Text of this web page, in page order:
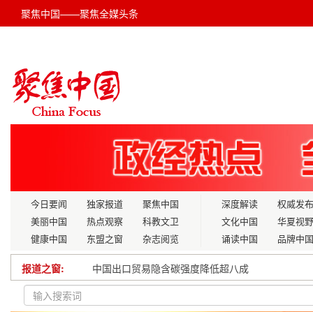
聚焦中国——聚焦全媒头条
今日要闻 独家报道
聚焦中国
美丽中国
热点观察
科教文卫
健康中国
东盟之窗 杂志阅览
深度解读
权威发布
文化中国
华夏视野
诵读中国
品牌中国
报道之窗:
中国出口贸易隐含碳强度降低超八成
推动绿色金融服务美丽中国建设
商务部：全面推进加入CPTPP和DEPA进程